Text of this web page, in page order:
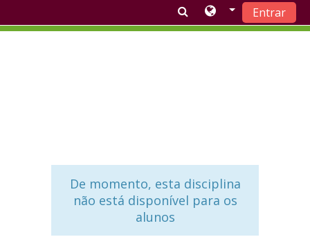
Entrar
De momento, esta disciplina
não está disponível para os
alunos